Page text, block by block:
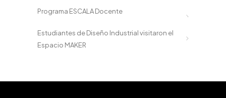
Programa ESCALA Docente
Estudiantes de Diseño Industrial visitaron el
Espacio MAKER